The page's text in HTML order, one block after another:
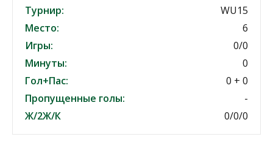
Турнир:
WU15
Место:
6
Игры:
0/0
Минуты:
0
Гол+Пас:
0 + 0
Пропущенные голы:
-
Ж/2Ж/К
0/0/0